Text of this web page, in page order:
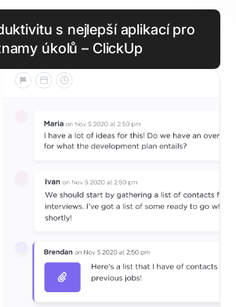
s nejlepší aplikací pro
úkolů – ClickUp